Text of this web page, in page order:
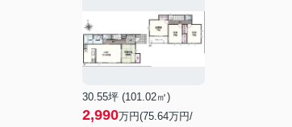
30.55坪 (101.02㎡)
2,990万円(75.64万円/